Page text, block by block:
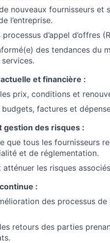
nouveaux fournisseurs et
l’entreprise.
d’appel d’offres
des tendances du
et financière :
prix, conditions et
budgets, factures et
gestion des risques :
que tous les fournisseurs
et de réglementation.
atténuer les risques
:
des processus
retours des parties